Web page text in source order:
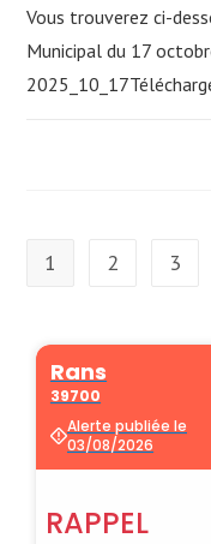
Vous trouverez ci-
Municipal du 17
1 2 3